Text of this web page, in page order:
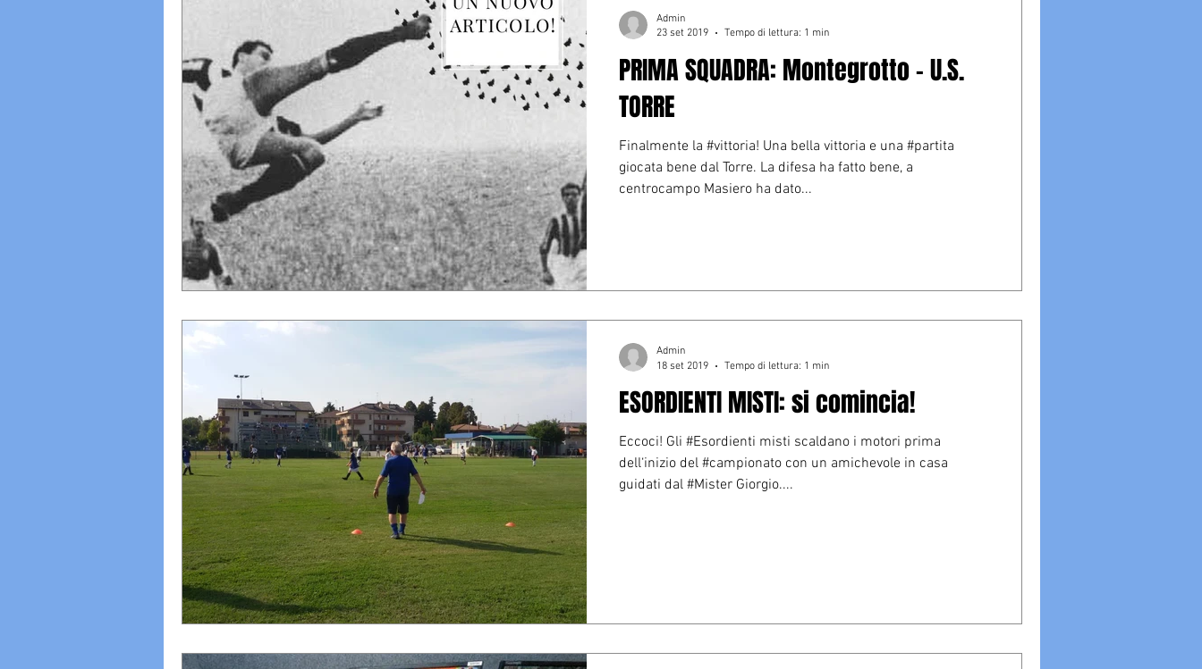
PRIMA SQUADRA: Montegrotto - U.S.
TORRE
Finalmente la #vittoria! Una bella vittoria e una #partita
giocata bene dal Torre. La difesa ha fatto bene, a
centrocampo Masiero ha dato...
Admin
23 set 2019
Tempo di lettura: 1 min
ESORDIENTI MISTI: si comincia!
Eccoci! Gli #Esordienti misti scaldano i motori prima
dell‘inizio del #campionato con un amichevole in casa
guidati dal #Mister Giorgio....
Admin
18 set 2019
Tempo di lettura: 1 min